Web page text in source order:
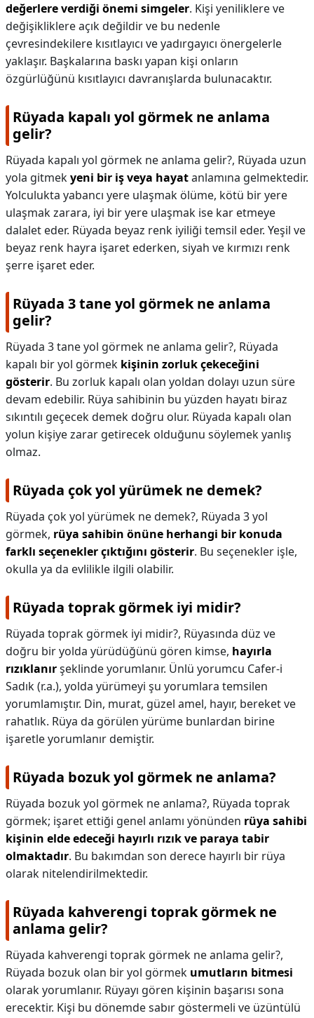
değerlere verdiği önemi simgeler. Kişi yeniliklere ve
değişikliklere açık değildir ve bu nedenle
çevresindekilere kısıtlayıcı ve yadırgayıcı önergelerle
yaklaşır. Başkalarına baskı yapan kişi onların
özgürlüğünü kısıtlayıcı davranışlarda bulunacaktır.
Rüyada kapalı yol görmek ne anlama
gelir?
Rüyada kapalı yol görmek ne anlama gelir?, Rüyada uzun
yola gitmekyeni bir iş veya hayatanlamına gelmektedir.
Yolculukta yabancı yere ulaşmak ölüme, kötü bir yere
ulaşmak zarara, iyi bir yere ulaşmak ise kar etmeye
dalalet eder. Rüyada beyaz renk iyiliği temsil eder. Yeşil ve
beyaz renk hayra işaret ederken, siyah ve kırmızı renk
şerre işaret eder.
Rüyada 3 tane yol görmek ne anlama
gelir?
Rüyada 3 tane yol görmek ne anlama gelir?, Rüyada
kapalı bir yol görmek kişinin zorluk çekeceğini
gösterir. Bu zorluk kapalı olan yoldan dolayı uzun süre
devam edebilir. Rüya sahibinin bu yüzden hayatı biraz
sıkıntılı geçecek demek doğru olur. Rüyada kapalı olan
yolun kişiye zarar getirecek olduğunu söylemek yanlış
olmaz.
Rüyada çok yol yürümek ne demek?
Rüyada çok yol yürümek ne demek?, Rüyada 3 yol
görmek, rüya sahibin önüne herhangi bir konuda
farklı seçenekler çıktığını gösterir. Bu seçenekler işle,
okulla ya da evlilikle ilgili olabilir.
Rüyada toprak görmek iyi midir?
Rüyada toprak görmek iyi midir?, Rüyasında düz ve
doğru bir yolda yürüdüğünü gören kimse, hayırla
rızıklanırşeklinde yorumlanır. Ünlü yorumcu Cafer-i
Sadık (r.a.), yolda yürümeyi şu yorumlara temsilen
yorumlamıştır. Din, murat, güzel amel, hayır, bereket ve
rahatlık. Rüya da görülen yürüme bunlardan birine
işaretle yorumlanır demiştir.
Rüyada bozuk yol görmek ne anlama?
Rüyada bozuk yol görmek ne anlama?, Rüyada toprak
görmek; işaret ettiği genel anlamı yönünden rüya sahibi
kişinin elde edeceği hayırlı rızık ve paraya tabir
olmaktadır. Bu bakımdan son derece hayırlı bir rüya
olarak nitelendirilmektedir.
Rüyada kahverengi toprak görmek ne
anlama gelir?
Rüyada kahverengi toprak görmek ne anlama gelir?,
Rüyada bozuk olan bir yol görmek umutların bitmesi
olarak yorumlanır. Rüyayı gören kişinin başarısı sona
erecektir. Kişi bu dönemde sabır göstermeli ve üzüntülü